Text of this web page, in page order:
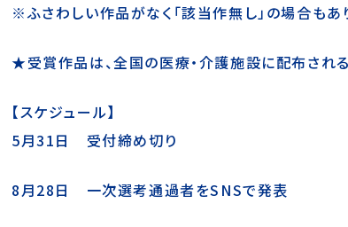
※ふさわしい作品がなく「該当作無し」の場合もあ
★受賞作品は、全国の医療・介護施設に配布される
【スケジュール】
5月31日 受付締め切り
8月28日 一次選考通過者をSNSで発表